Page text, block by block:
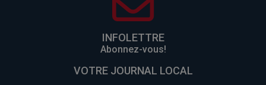
INFOLETTRE
Abonnez-vous!
VOTRE JOURNAL LOCAL